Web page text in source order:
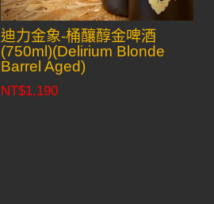
迪力金象-桶釀醇金啤酒
(750ml)(Delirium Blonde
Barrel Aged)
NT$1,190